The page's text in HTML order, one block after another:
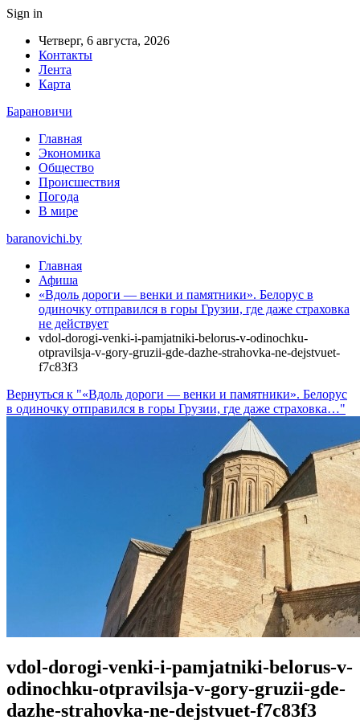
Sign in
Четверг, 6 августа, 2026
Контакты
Лента
Карта
Барановичи
Главная
Экономика
Общество
Происшествия
Погода
В мире
baranovichi.by
Главная
Афиша
«Вдоль дороги — венки и памятники». Белорус в
одиночку отправился в горы Грузии, где даже страховка
не действует
vdol-dorogi-venki-i-pamjatniki-belorus-v-odinochku-
otpravilsja-v-gory-gruzii-gde-dazhe-strahovka-ne-dejstvuet-
f7c83f3
Вернуться к "«Вдоль дороги — венки и памятники». Белорус
в одиночку отправился в горы Грузии, где даже страховка…"
vdol-dorogi-venki-i-pamjatniki-belorus-v-
odinochku-otpravilsja-v-gory-gruzii-gde-
dazhe-strahovka-ne-dejstvuet-f7c83f3